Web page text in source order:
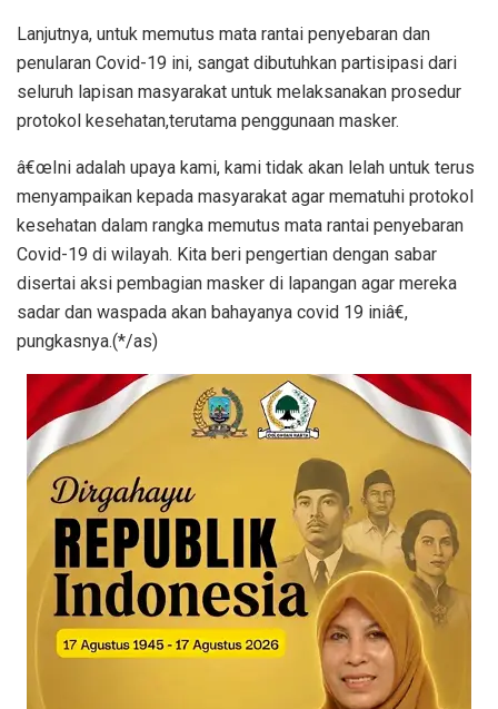
Lanjutnya, untuk memutus mata rantai penyebaran dan
penularan Covid-19 ini, sangat dibutuhkan partisipasi dari
seluruh lapisan masyarakat untuk melaksanakan prosedur
protokol kesehatan,terutama penggunaan masker.
â€œIni adalah upaya kami, kami tidak akan lelah untuk terus
menyampaikan kepada masyarakat agar mematuhi protokol
kesehatan dalam rangka memutus mata rantai penyebaran
Covid-19 di wilayah. Kita beri pengertian dengan sabar
disertai aksi pembagian masker di lapangan agar mereka
sadar dan waspada akan bahayanya covid 19 iniâ€,
pungkasnya.(*/as)